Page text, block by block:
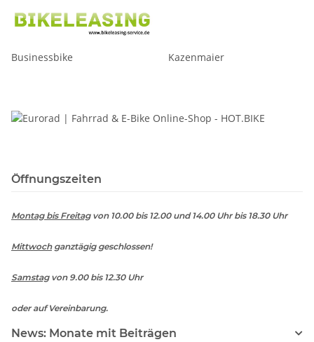
Businessbike Kazenmaier
Öffnungszeiten
Montag bis Freitagvon 10.00 bis 12.00 und 14.00 Uhr bis 18.30 Uhr
Mittwochganztägig geschlossen!
Samstagvon 9.00 bis 12.30 Uhr
oder auf Vereinbarung.
News: Monate mit Beiträgen